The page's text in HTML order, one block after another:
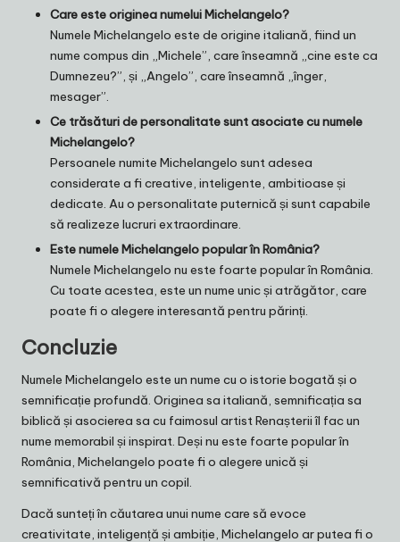
Care este originea numelui Michelangelo?
Numele Michelangelo este de origine italiană, fiind un
nume compus din „Michele”, care înseamnă „cine este ca
Dumnezeu?”, și „Angelo”, care înseamnă „înger,
mesager”.
Ce trăsături de personalitate sunt asociate cu numele
Michelangelo?
Persoanele numite Michelangelo sunt adesea
considerate a fi creative, inteligente, ambitioase și
dedicate. Au o personalitate puternică și sunt capabile
să realizeze lucruri extraordinare.
Este numele Michelangelo popular în România?
Numele Michelangelo nu este foarte popular în România.
Cu toate acestea, este un nume unic și atrăgător, care
poate fi o alegere interesantă pentru părinți.
Concluzie
Numele Michelangelo este un nume cu o istorie bogată și o
semnificație profundă. Originea sa italiană, semnificația sa
biblică și asocierea sa cu faimosul artist Renașterii îl fac un
nume memorabil și inspirat. Deși nu este foarte popular în
România, Michelangelo poate fi o alegere unică și
semnificativă pentru un copil.
Dacă sunteți în căutarea unui nume care să evoce
creativitate, inteligență și ambiție, Michelangelo ar putea fi o